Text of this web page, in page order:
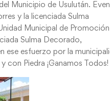
Municipio de Usulután.
y la licenciada Sulma
Municipal de Promoción
Sulma Decorado,
ese esfuerzo por la
con Piedra ¡Ganamos Todos!